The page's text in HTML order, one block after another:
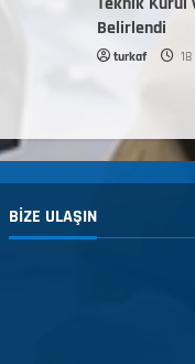
Belirlendi
turkaf
BIZE ULAŞIN